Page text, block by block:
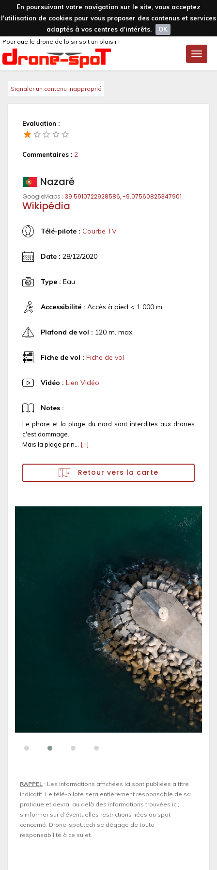
En poursuivant votre navigation sur le site, vous acceptez
l'utilisation de cookies pour vous proposer des contenus et services
adaptés à vos centres d'intérêts.
OK
Toggle
Pour que le drone de loisir soit un plaisir !
Signaler un contenu inapproprié
Evaluation :
Commentaires : 2
Nazaré
GoogleMaps : 39.5910722928586, -9.07560825347901
Wikipédia
Télé-pilote : Courbe TV
Date : 28/12/2020
Type : Eau
Accessibilité : Accès à pied < 1 000 m.
Plafond de vol : 120 m. max.
Fiche de vol : Fiche de vol
Vidéo : Lien Vidéo
Notes :
Le phare et la plage du nord sont interdites aux drones
c'est dommage.
Mais la plage prin... [+]
Retour vers la carte
RAPPEL : Les informations affichées ici sont publiées à titre
indicatif. Le télé-pilote sera entièrement responsable de sa
pratique et devra, au delà des informations trouvées ici,
s'informer sur d’éventuelles restrictions liées au spot
concerné. Drone-spot.tech se dégage de toute
responsabilité à ce sujet.